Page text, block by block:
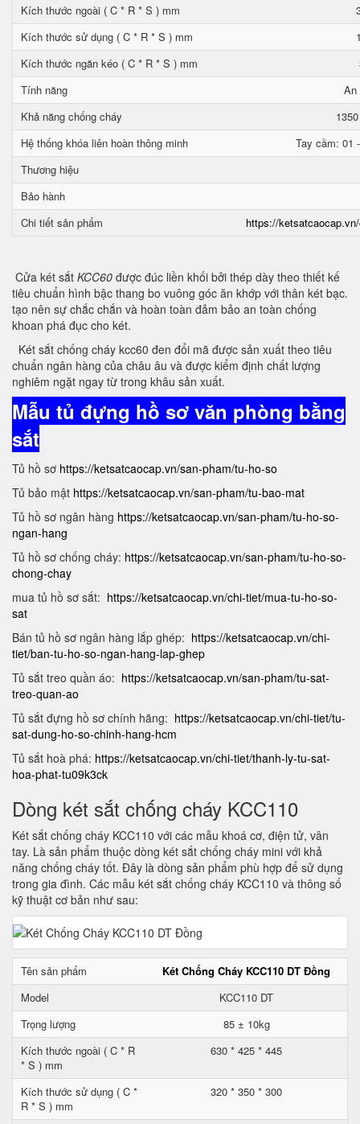
Kích thước ngoài ( C * R * S ) mm
Kích thước sử dụng ( C * R * S ) mm
Kích thước ngăn kéo ( C * R * S ) mm
Tính năng
An
Khả năng chống cháy
Hệ thống khóa liên hoàn thông minh
Tay cầm: 01
Thương hiệu
Bảo hành
Chi tiết sản phẩm
https://
Cửa két sắt KCC60 được đúc liền khối bởi thép dày theo thiết kế
tiêu chuẩn hình bậc thang bo vuông góc ăn khớp với thân két bạc.
tạo nên sự chắc chắn và hoàn toàn đảm bảo an toàn chống
khoan phá đục cho két.
Két sắt chống cháy kcc60 đen đổi mã được sản xuất theo tiêu
chuẩn ngân hàng của châu âu và được kiểm định chất lượng
nghiêm ngặt ngay từ trong khâu sản xuất.
Mẫu tủ đựng hồ sơ văn phòng bằng
sắt
Tủ hồ sơ https://ketsatcaocap.vn/san-pham/tu-ho-so
Tủ bảo mật https://ketsatcaocap.vn/san-pham/tu-bao-mat
Tủ hồ sơ ngân hàng https://ketsatcaocap.vn/san-pham/tu-ho-so-
ngan-hang
Tủ hồ sơ chống cháy: https://ketsatcaocap.vn/san-pham/tu-ho-so-
chong-chay
mua tủ hồ sơ sắt: https://ketsatcaocap.vn/chi-tiet/mua-tu-ho-so-
sat
Bán tủ hồ sơ ngân hàng lắp ghép: https://ketsatcaocap.vn/chi-
tiet/ban-tu-ho-so-ngan-hang-lap-ghep
Tủ sắt treo quần áo: https://ketsatcaocap.vn/san-pham/tu-sat-
treo-quan-ao
Tủ sắt đựng hồ sơ chính hãng: https://ketsatcaocap.vn/chi-tiet/tu-
sat-dung-ho-so-chinh-hang-hcm
Tủ sắt hoà phá: https://ketsatcaocap.vn/chi-tiet/thanh-ly-tu-sat-
hoa-phat-tu09k3ck
Dòng két sắt chống cháy KCC110
Két sắt chống cháy KCC110 với các mẫu khoá cơ, điện tử, vân
tay. Là sản phẩm thuộc dòng két sắt chống cháy mini với khả
năng chống cháy tốt. Đây là dòng sản phẩm phù hợp để sử dụng
trong gia đình. Các mẫu két sắt chống cháy KCC110 và thông số
kỹ thuật cơ bản như sau:
Tên sản phẩm
Két Chống Cháy KCC110 DT Đồng
Model
KCC110 DT
Trọng lượng
85 ± 10kg
Kích thước ngoài ( C * R
* S ) mm
630 * 425 * 445
Kích thước sử dụng ( C *
R * S ) mm
320 * 350 * 300